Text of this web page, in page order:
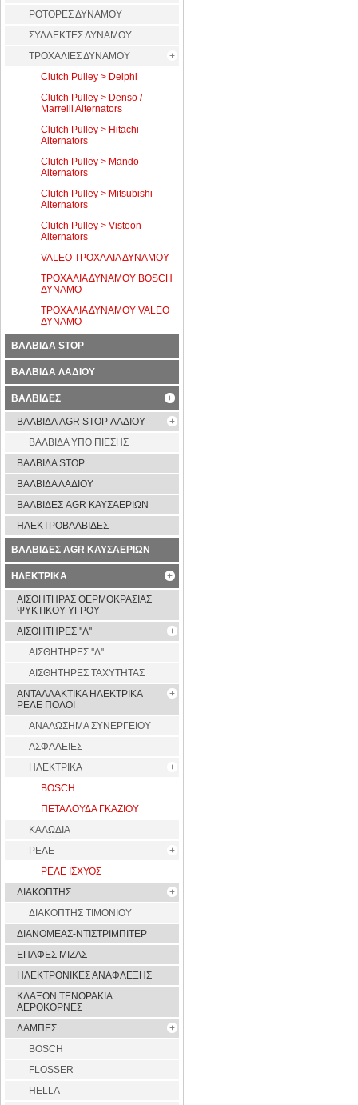
ΡΟΤΟΡΕΣ ΔΥΝΑΜΟΥ
ΣΥΛΛΕΚΤΕΣ ΔΥΝΑΜΟΥ
ΤΡΟΧΑΛΙΕΣ ΔΥΝΑΜΟΥ
Clutch Pulley > Delphi
Clutch Pulley > Denso /
Marrelli Alternators
Clutch Pulley > Hitachi
Alternators
Clutch Pulley > Mando
Alternators
Clutch Pulley > Mitsubishi
Alternators
Clutch Pulley > Visteon
Alternators
VALEO ΤΡΟΧΑΛΙΑ ΔΥΝΑΜΟΥ
ΤΡΟΧΑΛΙΑ ΔΥΝΑΜΟΥ BOSCH
ΔΥΝΑΜΟ
ΤΡΟΧΑΛΙΑ ΔΥΝΑΜΟΥ VALEO
ΔΥΝΑΜΟ
ΒΑΛΒΙΔΑ STOP
ΒΑΛΒΙΔΑ ΛΑΔΙΟΥ
ΒΑΛΒΙΔΕΣ
ΒΑΛΒΙΔΑ AGR STOP ΛΑΔΙΟΥ
ΒΑΛΒΙΔΑ ΥΠΟ ΠΙΕΣΗΣ
ΒΑΛΒΙΔΑ STOP
ΒΑΛΒΙΔΑ ΛΑΔΙΟΥ
ΒΑΛΒΙΔΕΣ AGR ΚΑΥΣΑΕΡΙΩΝ
ΗΛΕΚΤΡΟΒΑΛΒΙΔΕΣ
ΒΑΛΒΙΔΕΣ AGR ΚΑΥΣΑΕΡΙΩΝ
ΗΛΕΚΤΡΙΚΑ
ΑΙΣΘΗΤΗΡΑΣ ΘΕΡΜΟΚΡΑΣΙΑΣ
ΨΥΚΤΙΚΟΥ ΥΓΡΟΥ
ΑΙΣΘΗΤΗΡΕΣ ''Λ''
ΑΙΣΘΗΤΗΡEΣ ''Λ''
ΑΙΣΘΗΤΗΡEΣ ΤΑΧΥΤΗΤΑΣ
ΑΝΤΑΛΛΑΚΤΙΚΑ ΗΛΕΚΤΡΙΚΑ
ΡΕΛΕ ΠΟΛΟΙ
ΑΝΑΛΩΣΗΜΑ ΣΥΝΕΡΓΕΙΟΥ
ΑΣΦΑΛΕΙΕΣ
ΗΛΕΚΤΡΙΚΑ
BOSCH
ΠΕΤΑΛΟΥΔΑ ΓΚΑΖΙΟΥ
ΚΑΛΩΔΙΑ
ΡΕΛΕ
ΡΕΛΕ ΙΣΧΥΟΣ
ΔΙΑΚΟΠΤΗΣ
ΔΙΑΚΟΠΤΗΣ ΤΙΜΟΝΙΟΥ
ΔΙΑΝΟΜΕΑΣ-ΝΤΙΣΤΡΙΜΠΙΤΕΡ
ΕΠΑΦΕΣ ΜΙΖΑΣ
ΗΛΕΚΤΡΟΝΙΚΕΣ ΑΝΑΦΛΕΞΗΣ
ΚΛΑΞΟΝ ΤΕΝΟΡΑΚΙΑ
ΑΕΡΟΚΟΡΝΕΣ
ΛΑΜΠΕΣ
BOSCH
FLOSSER
HELLA